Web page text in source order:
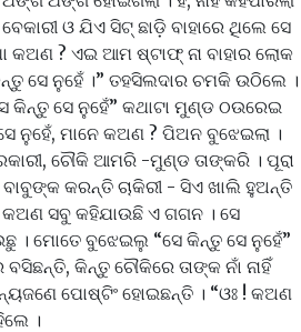
ଓ ଯିଏ ସିଟ୍ ଛାଡ଼ି ବାହାରେ ଥିଲେ ସେ
କଅଣ ? ଏଇ ଆମ ଷ୍ଟାଫ୍ ନା ବାହାର ଲୋକ
ସେ ନୁହେଁ ।” ତହସିଲଦାର ଚମକି ଉଠିଲେ ।
ସେ ନୁହେଁ” କଥାଟା ମୁଣ୍ଡ ଠଉରେଇ
ନୁହେଁ, ମାନେ କଅଣ ? ପିଅନ ବୁଝେଇଲା ।
ଚୌକି ଆମରି -ମୁଣ୍ଡ ତାଙ୍କରି । ପୂରା
କରନ୍ତି ଚାକିରୀ - ସିଏ ଖାଲି ହୁଅନ୍ତି
ସବୁ କହିଯାଉଛି ଏ ଗଗନ । ସେ
ମୋତେ ବୁଝେଇଲୁ “ସେ କିନ୍ତୁ ସେ ନୁହେଁ”
କିନ୍ତୁ ଚୌକିରେ ତାଙ୍କ ନାଁ ନାହିଁ
ପୋଷ୍ଟିଂ ହୋଇଛନ୍ତି । “ଓଃ ! କଅଣ
।